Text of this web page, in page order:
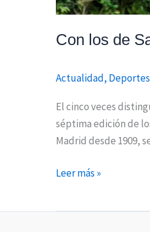
Con los de
Actualidad, Deportes
El cinco veces
séptima edición de
Madrid desde 1909,
Leer más »